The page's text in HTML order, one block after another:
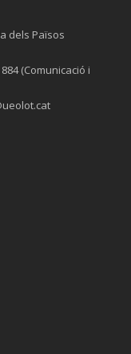
dels Països
(Comunicació i